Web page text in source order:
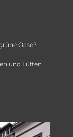
Oase?
und Lüften